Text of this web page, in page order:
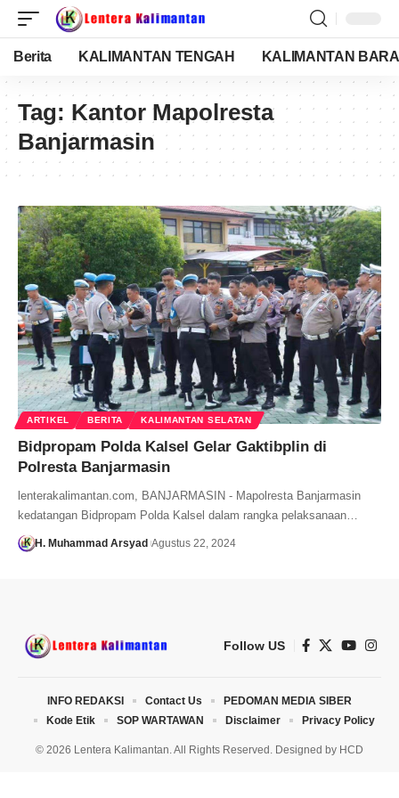
Berita KALIMANTAN TENGAH KALIMANTAN
Tag: Kantor Mapolresta
Banjarmasin
ARTIKEL BERITA KALIMANTAN SELATAN
Bidpropam Polda Kalsel Gelar Gaktibplin di
Polresta Banjarmasin
lenterakalimantan.com, BANJARMASIN - Mapolresta Banjarmasin
kedatangan Bidpropam Polda Kalsel dalam rangka pelaksanaan…
H. Muhammad Arsyad Agustus 22, 2024
Follow US
© 2026 Lentera Kalimantan. All Rights Reserved. Designed by HCD
INFO REDAKSI Contact Us
PEDOMAN MEDIA SIBER
Kode Etik
SOP WARTAWAN Disclaimer Privacy Policy